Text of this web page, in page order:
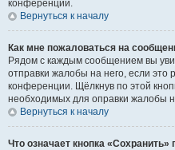
конференции.
Вернуться к началу
Как мне пожаловаться на
Рядом с каждым сообщением вы
отправки жалобы на него, если
конференции. Щёлкнув по этой
необходимых для оправки жалобы
Вернуться к началу
Что означает кнопка